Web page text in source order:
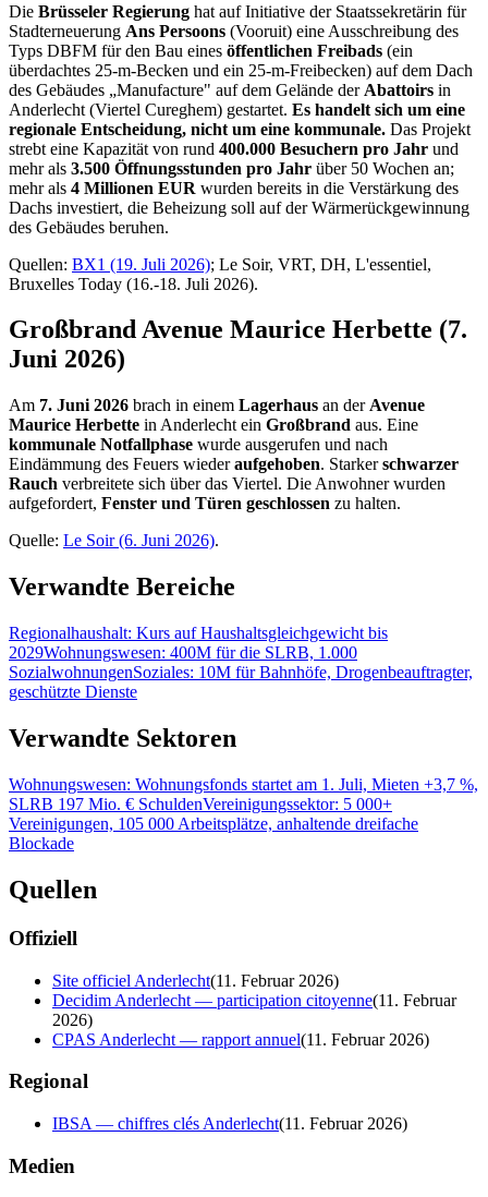
Die Brüsseler Regierung hat auf Initiative der Staatssekretärin für
Stadterneuerung Ans Persoons (Vooruit) eine Ausschreibung des
Typs DBFM für den Bau eines öffentlichen Freibads (ein
überdachtes 25-m-Becken und ein 25-m-Freibecken) auf dem Dach
des Gebäudes „Manufacture" auf dem Gelände der Abattoirs in
Anderlecht (Viertel Cureghem) gestartet. Es handelt sich um eine
regionale Entscheidung, nicht um eine kommunale. Das Projekt
strebt eine Kapazität von rund 400.000 Besuchern pro Jahr und
mehr als 3.500 Öffnungsstunden pro Jahr über 50 Wochen an;
mehr als 4 Millionen EUR wurden bereits in die Verstärkung des
Dachs investiert, die Beheizung soll auf der Wärmerückgewinnung
des Gebäudes beruhen.
Quellen: BX1 (19. Juli 2026); Le Soir, VRT, DH, L'essentiel,
Bruxelles Today (16.-18. Juli 2026).
Großbrand Avenue Maurice Herbette (7.
Juni 2026)
Am 7. Juni 2026 brach in einem Lagerhaus an der Avenue
Maurice Herbette in Anderlecht ein Großbrand aus. Eine
kommunale Notfallphase wurde ausgerufen und nach
Eindämmung des Feuers wiederaufgehoben. Starkerschwarzer
Rauch verbreitete sich über das Viertel. Die Anwohner wurden
aufgefordert, Fenster und Türen geschlossen zu halten.
Quelle: Le Soir (6. Juni 2026).
Verwandte Bereiche
Regionalhaushalt: Kurs auf Haushaltsgleichgewicht bis
2029Wohnungswesen: 400M für die SLRB, 1.000
SozialwohnungenSoziales: 10M für Bahnhöfe, Drogenbeauftragter,
geschützte Dienste
Verwandte Sektoren
Wohnungswesen: Wohnungsfonds startet am 1. Juli, Mieten +3,7 %,
SLRB 197 Mio. € SchuldenVereinigungssektor: 5 000+
Vereinigungen, 105 000 Arbeitsplätze, anhaltende dreifache
Blockade
Quellen
Offiziell
Site officiel Anderlecht(11. Februar 2026)
Decidim Anderlecht — participation citoyenne(11. Februar
2026)
CPAS Anderlecht — rapport annuel(11. Februar 2026)
Regional
IBSA — chiffres clés Anderlecht(11. Februar 2026)
Medien